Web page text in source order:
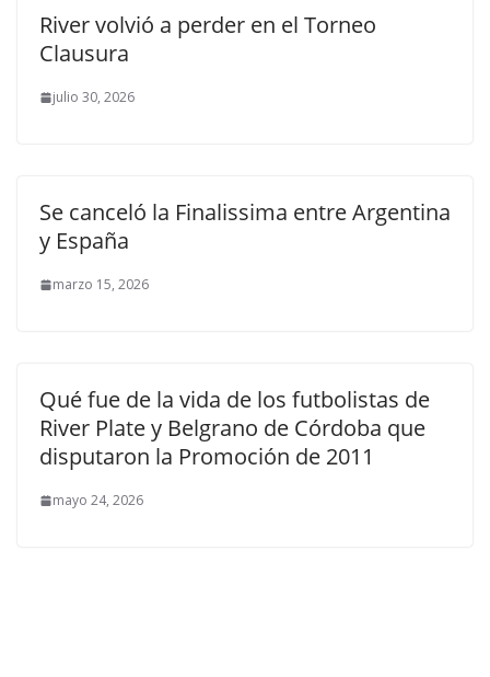
River volvió a perder en el Torneo
Clausura
julio 30, 2026
Se canceló la Finalissima entre Argentina
y España
marzo 15, 2026
Qué fue de la vida de los futbolistas de
River Plate y Belgrano de Córdoba que
disputaron la Promoción de 2011
mayo 24, 2026